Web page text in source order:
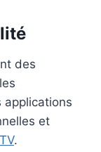
des
applications
et
.